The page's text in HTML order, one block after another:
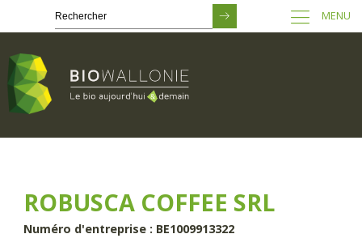
principal
MENU
ROBUSCA COFFEE SRL
Numéro d'entreprise : BE1009913322